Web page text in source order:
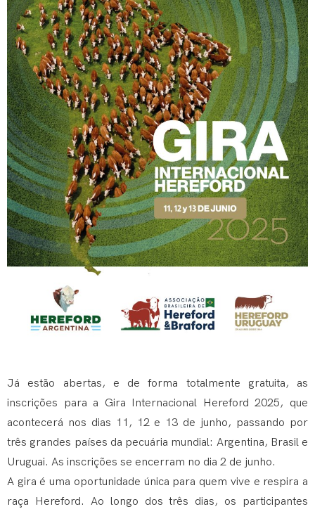
Já estão abertas, e de forma totalmente gratuita, as
inscrições para a Gira Internacional Hereford 2025, que
acontecerá nos dias 11, 12 e 13 de junho, passando por
três grandes países da pecuária mundial: Argentina, Brasil e
Uruguai. As inscrições se encerram no dia 2 de junho.
A gira é uma oportunidade única para quem vive e respira a
raça Hereford. Ao longo dos três dias, os participantes